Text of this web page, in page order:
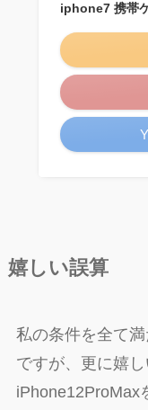
iphone7 携帯
嬉しい誤算
私の条件を全て
ですが、更に嬉
iPhone12ProMax